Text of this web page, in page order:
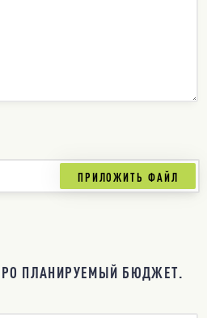
ПЛАНИРУЕМЫЙ БЮДЖЕТ.